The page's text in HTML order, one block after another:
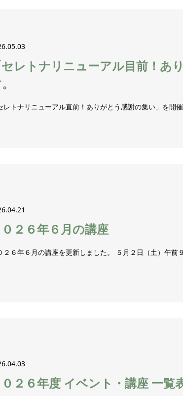
レトナリニューアル目前！あ
レトナリニューアル直前！ありがとう感謝の集い」を開
２６年６月の講座
２６年６月の講座を更新しました。 ５月２日（土）午
２６年度 イベント・講座 一覧